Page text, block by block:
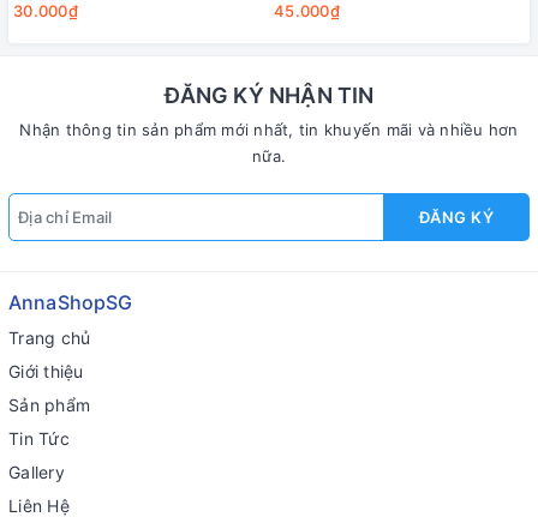
30.000₫
45.000₫
ĐĂNG KÝ NHẬN TIN
Nhận thông tin sản phẩm mới nhất, tin khuyến mãi và nhiều hơn
nữa.
ĐĂNG KÝ
AnnaShopSG
Trang chủ
Giới thiệu
Sản phẩm
Tin Tức
Gallery
Liên Hệ